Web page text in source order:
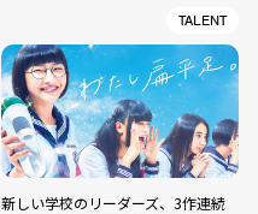
TALENT
新しい学校のリーダーズ、3作連続